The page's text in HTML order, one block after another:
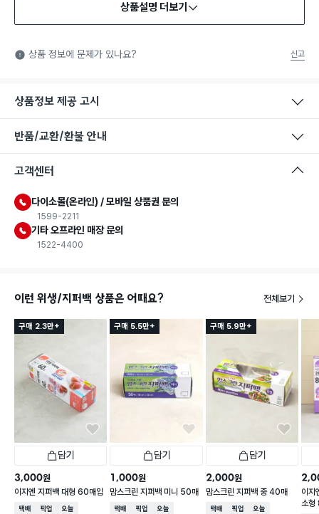
식품용 기구: 식품위생법에서 정한 규격에 따라 제조되어 식품 또
는 식품첨가물에 사용할 수 있는 식품용기구라는 표시입니다.
상품설명 더보기
상품 정보에 문제가 있나요? 신고
상품정보 제공 고시
반품/교환/환불 안내
고객센터
다이소몰(온라인) / 모바일 상품권 문의
1599-2211
기타 오프라인 매장 문의
1522-4400
이런 위생/지퍼백 상품은 어때요? 전체보기
구매 2.3만+
담기
3,000원
이지엔 지퍼백 대형 60매입
택배배송매장픽업오늘배송
구매 5.5만+
담기
1,000원
맘스크린 지퍼백 미니 50매
택배배송매장픽업오늘배송
구매 5.9만+
담기
2,000원
맘스크린 지퍼백 중 40매
택배배송매장픽업오늘배송
이지
소형